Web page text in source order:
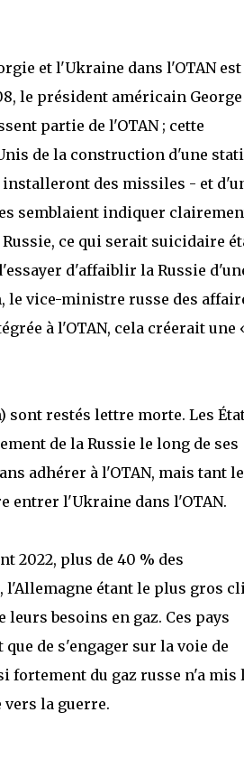
et l'Ukraine dans l'OTAN est
le président américain George
partie de l'OTAN ; cette
de la construction d'une
des missiles - et
semblaient indiquer
ce qui serait suicidaire
d'affaiblir la Russie
le vice-ministre russe des
à l'OTAN, cela créerait une
sont restés lettre morte. Les
de la Russie le long de ses
adhérer à l'OTAN, mais tant
entrer l'Ukraine dans l'OTAN.
2022, plus de 40 % des
l'Allemagne étant le plus gros
besoins en gaz. Ces pays
de s'engager sur la voie de
fortement du gaz russe n'a mis
la guerre.